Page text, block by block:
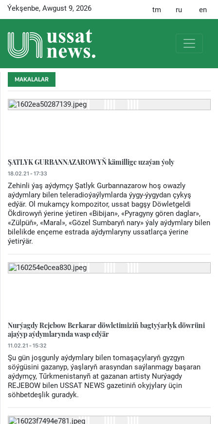
Ýekşenbe, Awgust 9, 2026
MAKALALAR
ŞATLYK GURBANNAZAROWYŇ kämillige uzaýan ýoly
18.02.21 - 17:33
Zehinli ýaş aýdymçy Şatlyk Gurbannazarow hoş owazly
aýdymlary bilen teleradioýaýlymlarda ýygy-ýygydan çykyş
edýär. Ol mukamçy kompozitor, ussat bagşy Döwletgeldi
Ökdirowyň ýerine ýetiren «Bibijan», «Pyragyny gören daglar»,
«Zülpüň», «Maral», «Gözel Sumbaryň nary» ýaly aýdymlary bilen
bilelikde ençeme estrada aýdymlaryny ussatlarça ýerine
ýetirýär.
Nurýagdy Rejebow Berkarar döwletimiziň bagtyýarlyk döwrüni
ajaýyp aýdymlarynda wasp edýär
11.02.21 - 15:32
Şu gün joşgunly aýdymlary bilen tomaşaçylaryň gyzgyn
söýgüsini gazanyp, ýaşlaryň arasyndan saýlanmagy başaran
aýdymçy, Tűrkmenistanyñ at gazanan artisty Nurýagdy
REJEBOW bilen USSAT NEWS gazetiniň okyjylary üçin
söhbetdeşlik guradyk.